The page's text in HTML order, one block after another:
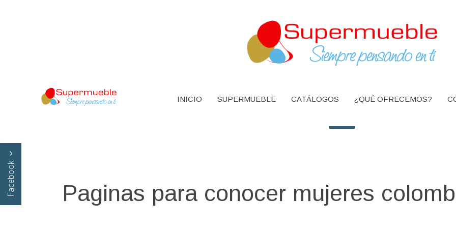
INICIO SUPERMUEBLE CATÁLOGOS ¿QUÉ OFRECEMOS?
Facebook Paginas para conocer mujeres